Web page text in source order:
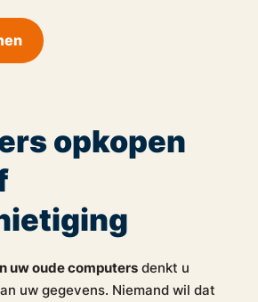
opkopen
uw oude computersdenkt u
uw gegevens. Niemand wil dat